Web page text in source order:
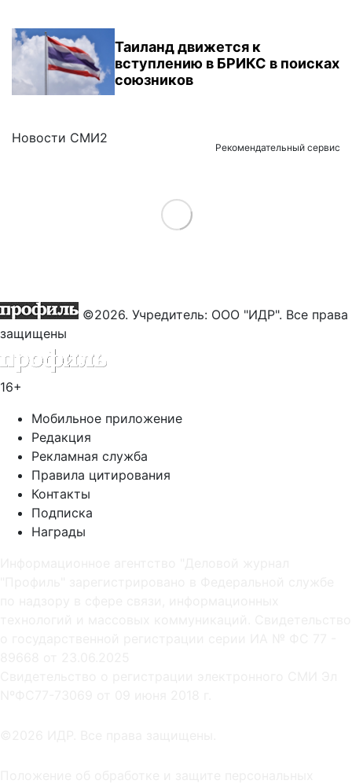
Таиланд движется к
вступлению в БРИКС в поисках
союзников
Новости СМИ2
Рекомендательный сервис
Load More
©2026. Учредитель: ООО "ИДР". Все права
защищены
16+
Мобильное приложение
Редакция
Рекламная служба
Правила цитирования
Контакты
Подписка
Награды